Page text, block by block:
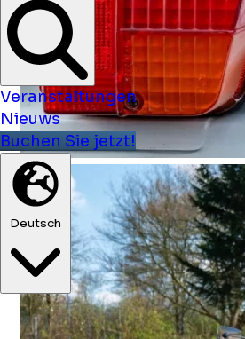
Veranstaltungen
Nieuws
Buchen Sie jetzt!
Deutsch